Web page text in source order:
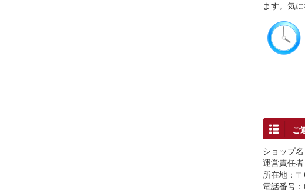
ます。気
ご
ショップ
運営責任
所在地：
電話番号